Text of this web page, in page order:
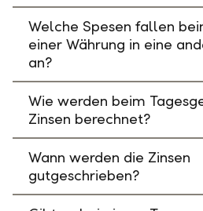
Welche Spesen fallen
einer Währung in eine
an?
Wie werden beim
Zinsen berechnet?
Wann werden die Zinsen
gutgeschrieben?